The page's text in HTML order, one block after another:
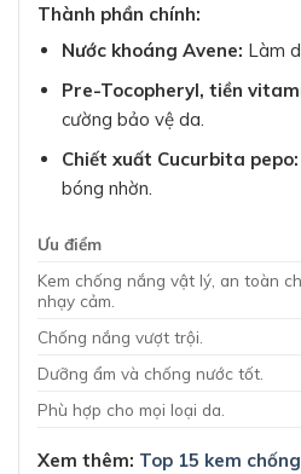
Thành phần chính:
Nước khoáng Avene: Làm
Pre-Tocopheryl, tiền
cường bảo vệ da.
Chiết xuất Cucurbita pepo:
bóng nhờn.
Ưu điểm
Kem chống nắng vật lý, an toàn
nhạy cảm.
Chống nắng vượt trội.
Dưỡng ẩm và chống nước tốt.
Phù hợp cho mọi loại da.
Xem thêm: Top 15 kem